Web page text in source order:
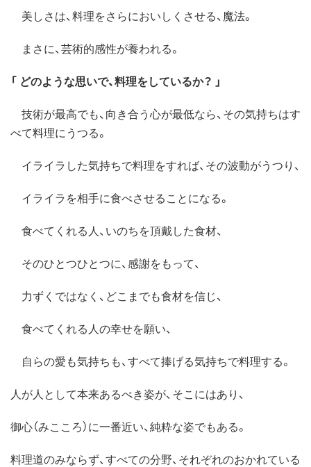
美しさは、料理をさらにおいしくさせる、魔法。
まさに、芸術的感性が養われる。
「 どのような思いで、料理をしているか？ 」
技術が最高でも、向き合う心が最低なら、その気持ちはす
べて料理にうつる。
イライラした気持ちで料理をすれば、その波動がうつり、
イライラを相手に食べさせることになる。
食べてくれる人、いのちを頂戴した食材、
そのひとつひとつに、感謝をもって、
力ずくではなく、どこまでも食材を信じ、
食べてくれる人の幸せを願い、
自らの愛も気持ちも、すべて捧げる気持ちで料理する。
人が人として本来あるべき姿が、そこにはあり、
御心（みこころ）に一番近い、純粋な姿でもある。
料理道のみならず、すべての分野、それぞれのおかれている